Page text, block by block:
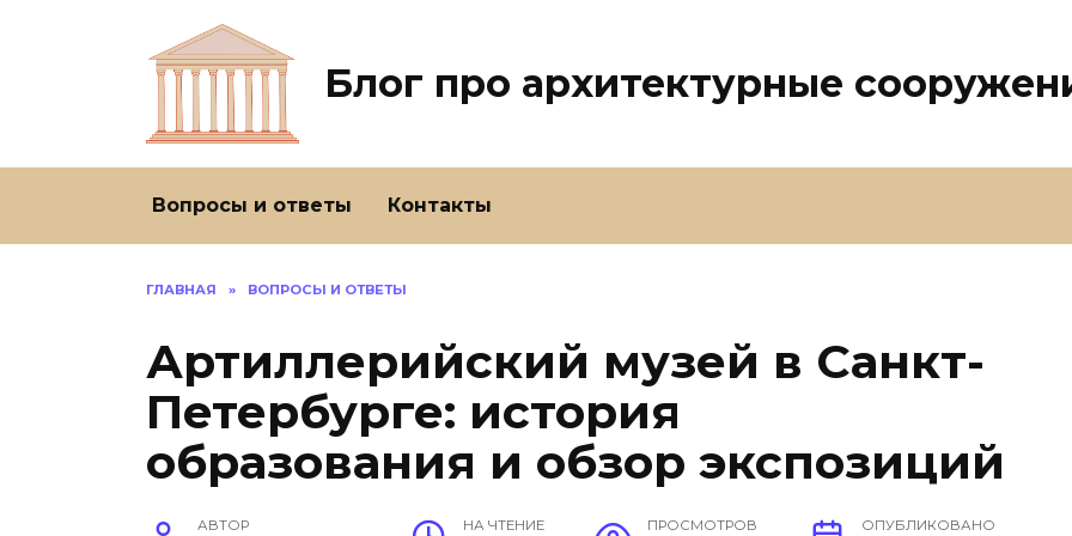
Блог про архитектурные
Вопросы и ответы Контакты
ГЛАВНАЯ » ВОПРОСЫ И ОТВЕТЫ
Артиллерийский музей в Санкт-
Петербурге: история
образования и обзор экспозиций
АВТОР НА ЧТЕНИЕ ПРОСМОТРОВ ОПУБЛИКОВАНО